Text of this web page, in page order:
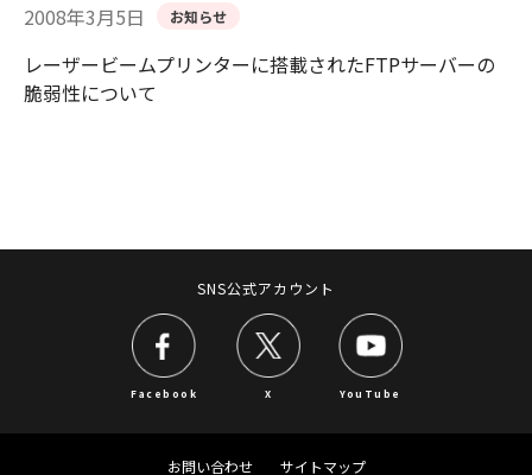
2008年3月5日 お知らせ
レーザービームプリンターに搭載されたFTPサーバーの
脆弱性について
SNS公式アカウント
Facebook X YouTube
お問い合わせ サイトマップ